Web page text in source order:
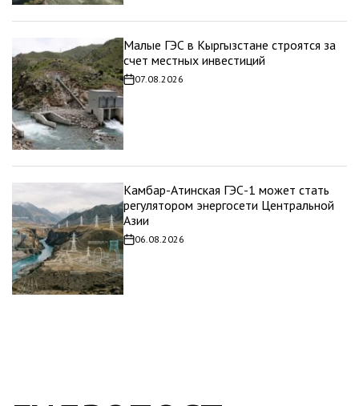
Малые ГЭС в Кыргызстане строятся за
счет местных инвестиций
Дата
записи
07.08.2026
Камбар-Атинская ГЭС-1 может стать
регулятором энергосети Центральной
Азии
Дата
записи
06.08.2026